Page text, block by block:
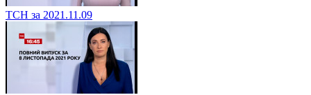
ТСН за 2021.11.09